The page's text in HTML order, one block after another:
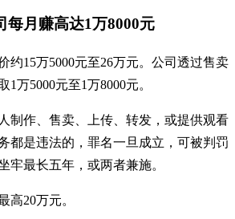
每月赚高达1万8000元
约15万5000元至26万元。公司透过售卖
万5000元至1万8000元。
制作、售卖、上传、转发，或提供观看
都是违法的，罪名一旦成立，可被判罚
牢最长五年，或两者兼施。
高20万元。